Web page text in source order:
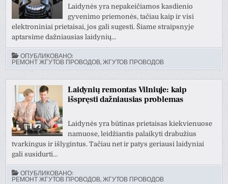
Laidynės yra nepakeičiamos kasdienio
gyvenimo priemonės, tačiau kaip ir visi
elektroniniai prietaisai, jos gali sugesti. Šiame straipsnyje
aptarsime dažniausias laidynių…
ОПУБЛИКОВАНО:
РЕМОНТ ЖГУТОВ ПРОВОДОВ, ЖГУТОВ ПРОВОДОВ
Laidynių remontas Vilniuje: kaip
išspręsti dažniausias problemas
Laidynės yra būtinas prietaisas kiekvienuose
namuose, leidžiantis palaikyti drabužius
tvarkingus ir išlygintus. Tačiau net ir patys geriausi laidyniai
gali susidurti…
ОПУБЛИКОВАНО:
РЕМОНТ ЖГУТОВ ПРОВОДОВ, ЖГУТОВ ПРОВОДОВ